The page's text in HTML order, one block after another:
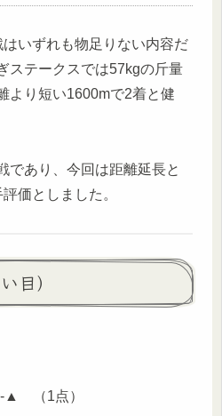
いずれも物足りない内容だ
ステークスでは57kgの斤量
より短い1600mで2着と健
であり、今回は距離延長と
価としました。
目）
▲ （1点）